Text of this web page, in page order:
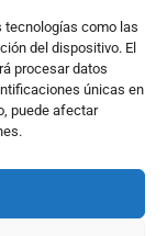
tecnologías como las
del dispositivo. El
procesar datos
únicas en
puede afectar